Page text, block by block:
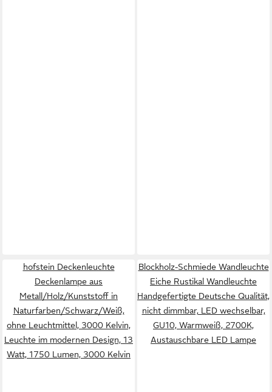
hofstein Deckenleuchte
Deckenlampe aus
Metall/Holz/Kunststoff in
Naturfarben/Schwarz/Weiß,
ohne Leuchtmittel, 3000 Kelvin,
Leuchte im modernen Design, 13
Watt, 1750 Lumen, 3000 Kelvin
Blockholz-Schmiede Wandleuchte
Eiche Rustikal Wandleuchte
Handgefertigte Deutsche Qualität,
nicht dimmbar, LED wechselbar,
GU10, Warmweiß, 2700K,
Austauschbare LED Lampe